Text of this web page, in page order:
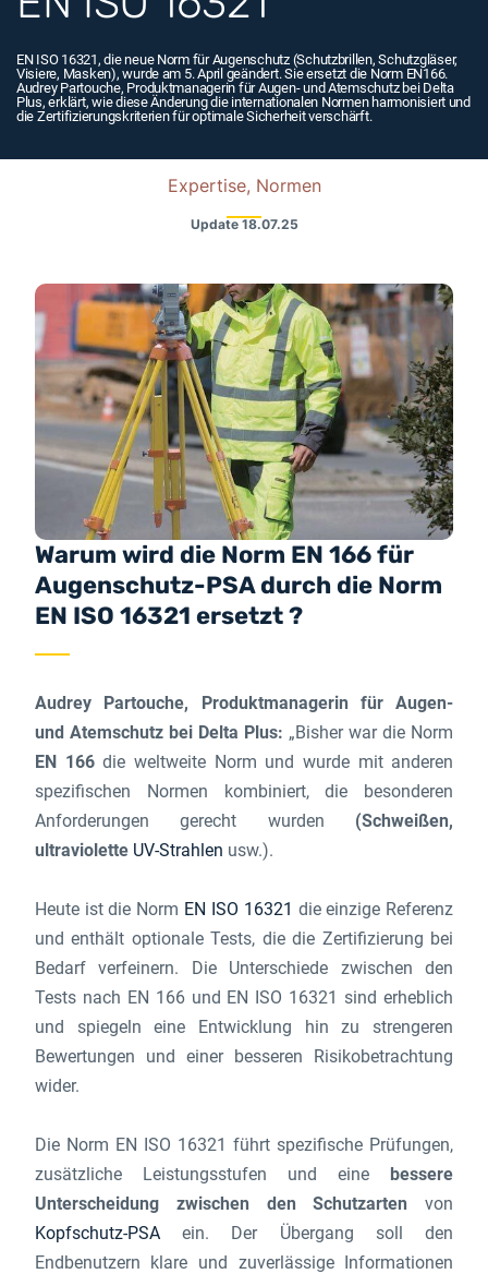
EN ISO 16321, die neue Norm für Augenschutz (Schutzbrillen, Schutzgläser,
Visiere, Masken), wurde am 5. April geändert. Sie ersetzt die Norm EN166.
Audrey Partouche, Produktmanagerin für Augen- und Atemschutz bei Delta
Plus, erklärt, wie diese Änderung die internationalen Normen harmonisiert und
die Zertifizierungskriterien für optimale Sicherheit verschärft.
Expertise, Normen
Update 18.07.25
Warum wird die Norm EN 166 für
Augenschutz-PSA durch die Norm
EN ISO 16321 ersetzt ?
Audrey Partouche, Produktmanagerin für Augen-
und Atemschutz bei Delta Plus: „Bisher war die Norm
EN 166die weltweite Norm und wurde mit anderen
spezifischen Normen kombiniert, die besonderen
Anforderungen gerecht wurden (Schweißen,
ultraviolette UV-Strahlen usw.).
Heute ist die Norm EN ISO 16321 die einzige Referenz
und enthält optionale Tests, die die Zertifizierung bei
Bedarf verfeinern. Die Unterschiede zwischen den
Tests nach EN 166 und EN ISO 16321 sind erheblich
und spiegeln eine Entwicklung hin zu strengeren
Bewertungen und einer besseren Risikobetrachtung
wider.
Die Norm EN ISO 16321 führt spezifische Prüfungen,
zusätzliche Leistungsstufen und eine bessere
Unterscheidung zwischen den Schutzarten von
Kopfschutz-PSAein. Der Übergang soll den
Endbenutzern klare und zuverlässige Informationen